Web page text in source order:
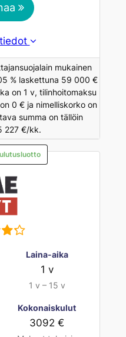
mukainen
% laskettuna 59 000 €
on 1 v, tilinhoitomaksu
0 € ja nimelliskorko on
summa on tällöin
227 €/kk.
Laina-aika
1 v
1 v – 15 v
Kokonaiskulut
3092 €